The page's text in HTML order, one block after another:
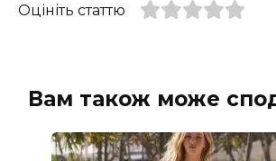
Оцініть статтю
Вам також може